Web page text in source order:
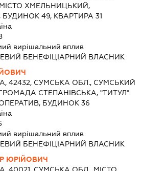
ХМЕЛЬНИЦЬКИЙ,
49, КВАРТИРА 31
вирішальний вплив
БЕНЕФІЦІАРНИЙ ВЛАСНИК
42432, СУМСЬКА ОБЛ., СУМСЬКИЙ
СТЕПАНІВСЬКА, "ТИТУЛ"
БУДИНОК 36
вирішальний вплив
БЕНЕФІЦІАРНИЙ ВЛАСНИК
ЮРІЙОВИЧ